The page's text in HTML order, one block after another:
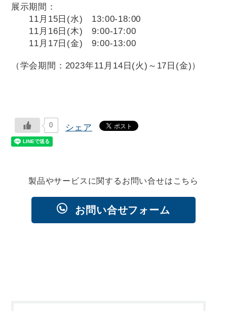
展示期間：
11月15日(水) 13:00-18:00
11月16日(木) 9:00-17:00
11月17日(金) 9:00-13:00
（学会期間：2023年11月14日(火)～17日(金)）
0 シェア
製品やサービスに関するお問い合せはこちら
お問い合せフォーム